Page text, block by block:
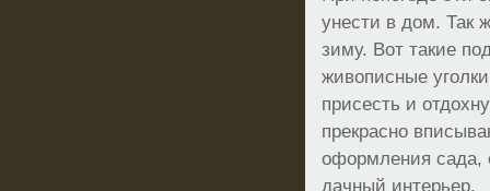
унести в дом. Так
зиму. Вот такие
живописные
присесть и
прекрасно
оформления сада,
дачный интерьер.